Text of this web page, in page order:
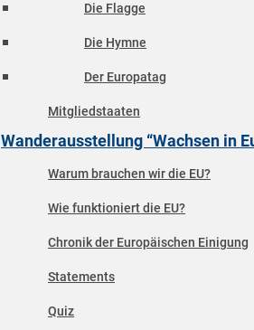
Die Flagge
Die Hymne
Der Europatag
Mitgliedstaaten
Wanderausstellung “Wachsen in
Warum brauchen wir die EU?
Wie funktioniert die EU?
Chronik der Europäischen Einigung
Statements
Quiz